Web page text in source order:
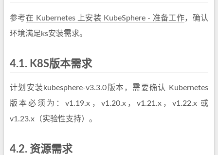
参考在 Kubernetes 上安装 KubeSphere - 准备工作，确认
环境满足ks安装需求。
4.1. K8S版本需求
计划安装kubesphere-v3.3.0版本，需要确认 Kubernetes
版本必须为：v1.19.x，v1.20.x，v1.21.x，v1.22.x 或
v1.23.x（实验性支持）。
4.2. 资源需求